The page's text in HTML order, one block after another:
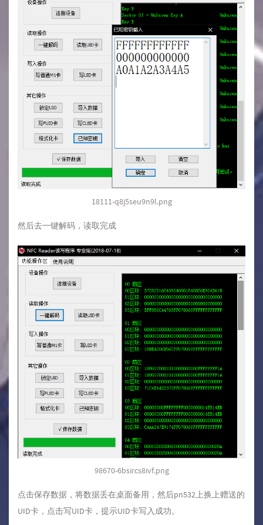
18111-q8j5seu9n9l.png
然后去一键解码，读取完成
98670-6bsircs8ivf.png
点击保存数据，将数据丢在桌面备用，然后pn532上换上赠送的
UID卡，点击写UID卡，提示UID卡写入成功。